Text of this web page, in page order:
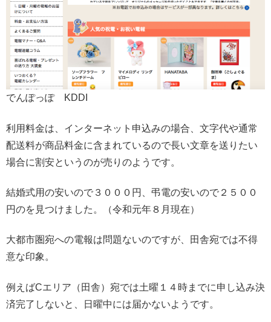
でんぽっぽ KDDI
利用料金は、インターネット申込みの場合、文字代や通常
配送料が商品料金に含まれているので長い文章を送りたい
場合に割安というのが売りのようです。
結婚式用の安いので３０００円、弔電の安いので２５００
円のを見つけました。（令和元年８月現在）
大都市圏宛への電報は問題ないのですが、田舎宛では不得
意な印象。
例えばCエリア（田舎）宛では土曜１４時までに申し込み決
済完了しないと、日曜中には届かないようです。